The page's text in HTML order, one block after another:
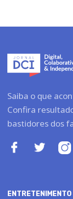
Saiba o que
Confira
bastidores dos
ENTRETENIMENTO